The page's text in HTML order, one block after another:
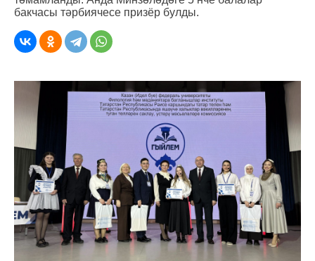
бакчасы тәрбиячесе призёр булды.